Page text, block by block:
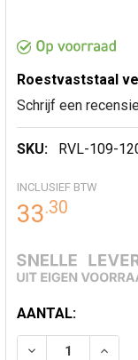
Roestvaststaal
Schrijf een
SKU: RVL-109-
INCLUSIEF BTW
33.30
HUIDIGE
VOORRAAD:
AANTAL:
VERLAAG